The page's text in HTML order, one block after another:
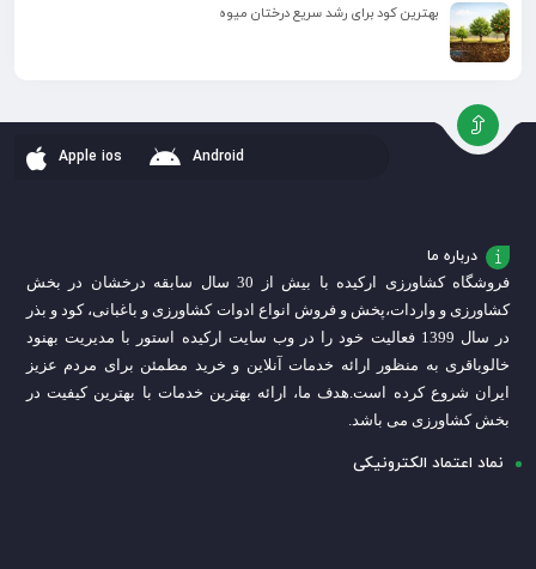
بهترین کود برای رشد سریع درختان میوه
Apple ios Android
درباره ما
فروشگاه کشاورزی ارکیده با بیش از 30 سال سابقه درخشان در بخش
کشاورزی و واردات،پخش و فروش انواع ادوات کشاورزی و باغبانی، کود و بذر
در سال 1399 فعالیت خود را در وب سایت ارکیده استور با مدیریت بهنود
خالوباقری به منظور ارائه خدمات آنلاین و خرید مطمئن برای مردم عزیز
ایران شروع کرده است.هدف ما، ارائه بهترین خدمات با بهترین کیفیت در
بخش کشاورزی می باشد.
نماد اعتماد الکترونیکی